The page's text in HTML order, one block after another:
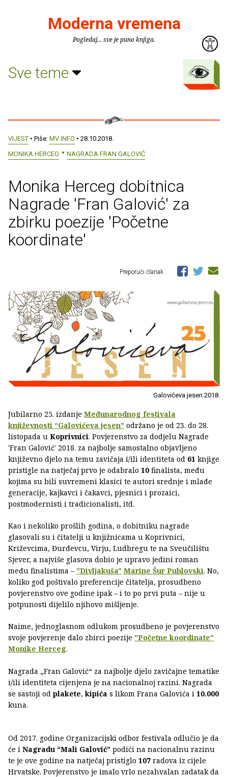
Moderna vremena
Pogledaj... sve je puno knjiga.
Sve teme
VIJEST • Piše: MV INFO • 28.10.2018.
MONIKA HERCEG
NAGRADA FRAN GALOVIĆ
Monika Herceg dobitnica
Nagrade 'Fran Galović' za
zbirku poezije 'Početne
koordinate'
Preporuči članak
Galovićeva jesen 2018.
Jubilarno 25. izdanje Međunarodnog festivala
književnosti “Galovićeva jesen” održano je od 23. do 28.
listopada u Koprivnici. Povjerenstvo za dodjelu Nagrade
'Fran Galović' 2018. za najbolje samostalno objavljeno
književno djelo na temu zavičaja i/ili identiteta od 61 knjige
pristigle na natječaj prvo je odabralo 10 finalista, među
kojima su bili suvremeni klasici te autori srednje i mlađe
generacije, kajkavci i čakavci, pjesnici i prozaici,
postmodernisti i tradicionalisti, itd.
Kao i nekoliko prošlih godina, o dobitniku nagrade
glasovali su i čitatelji u knjižnicama u Koprivnici,
Križevcima, Đurđevcu, Virju, Ludbregu te na Sveučilištu
Sjever, a najviše glasova dobio je upravo jedini roman
među finalistima – "Divljakuša" Marine Šur Puhlovski. No,
koliko god poštivalo preferencije čitatelja, prosudbeno
povjerenstvo ove godine ipak – i to po prvi puta – nije u
potpunosti dijelilo njihovo mišljenje.
Naime, jednoglasnom odlukom prosudbeno je povjerenstvo
svoje povjerenje dalo zbirci poezije "Početne koordinate"
Monike Herceg.
Nagrada „Fran Galović“ za najbolje djelo zavičajne tematike
i/ili identiteta cijenjena je na nacionalnoj razini. Nagrada
se sastoji od plakete,kipića s likom Frana Galovića i 10.000
kuna.
Od 2017. godine Organizacijski odbor festivala odlučio je da
će i Nagradu “Mali Galović” podići na nacionalnu razinu
te je ove godine na natječaj pristiglo 107 radova iz cijele
Hrvatske. Povjerenstvo je imalo vrlo nezahvalan zadatak da